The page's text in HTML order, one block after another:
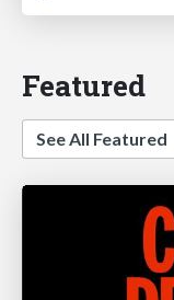
Featured
See All Featured